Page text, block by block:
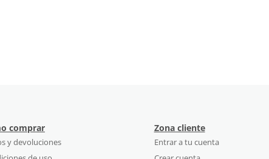
comprar
y devoluciones
Zona cliente
Entrar a tu cuenta